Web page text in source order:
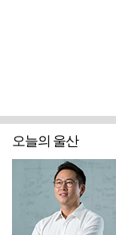
오늘의 울산